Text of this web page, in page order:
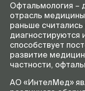
Офтальмология –
отрасль
раньше
способствует
развитие
частности,
АО «ИнтелМед»